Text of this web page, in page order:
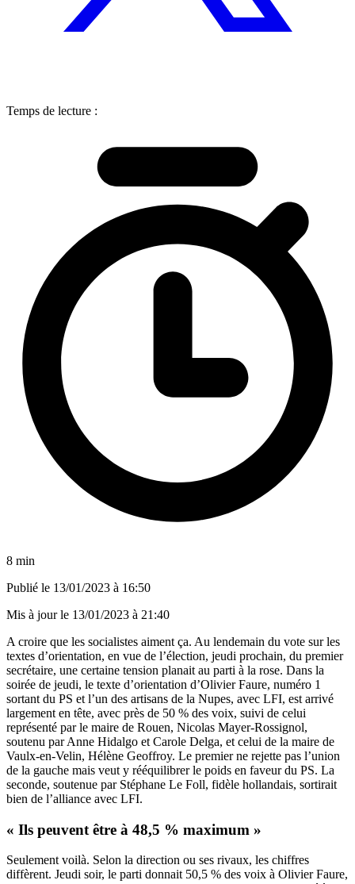
Temps de lecture :
8 min
Publié le 13/01/2023 à 16:50
Mis à jour le 13/01/2023 à 21:40
A croire que les socialistes aiment ça. Au lendemain du vote sur les
textes d’orientation, en vue de l’élection, jeudi prochain, du premier
secrétaire, une certaine tension planait au parti à la rose. Dans la
soirée de jeudi, le texte d’orientation d’Olivier Faure, numéro 1
sortant du PS et l’un des artisans de la Nupes, avec LFI, est arrivé
largement en tête, avec près de 50 % des voix, suivi de celui
représenté par le maire de Rouen, Nicolas Mayer-Rossignol,
soutenu par Anne Hidalgo et Carole Delga, et celui de la maire de
Vaulx-en-Velin, Hélène Geoffroy. Le premier ne rejette pas l’union
de la gauche mais veut y rééquilibrer le poids en faveur du PS. La
seconde, soutenue par Stéphane Le Foll, fidèle hollandais, sortirait
bien de l’alliance avec LFI.
« Ils peuvent être à 48,5 % maximum »
Seulement voilà. Selon la direction ou ses rivaux, les chiffres
diffèrent. Jeudi soir, le parti donnait 50,5 % des voix à Olivier Faure,